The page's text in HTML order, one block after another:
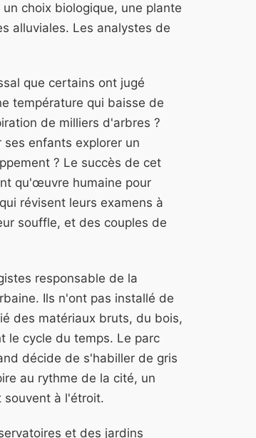
choix biologique, une plante
alluviales. Les analystes de
que certains ont jugé
température qui baisse de
de milliers d'arbres ?
enfants explorer un
? Le succès de cet
qu'œuvre humaine pour
révisent leurs examens à
souffle, et des couples de
responsable de la
Ils n'ont pas installé de
des matériaux bruts, du bois,
le cycle du temps. Le parc
décide de s'habiller de gris
au rythme de la cité, un
souvent à l'étroit.
et des jardins